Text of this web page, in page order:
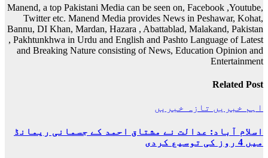
Manend, a top Pakistani Media can be seen on, Facebook ,Youtube,
Twitter etc. Manend Media provides News in Peshawar, Kohat,
Bannu, DI Khan, Mardan, Hazara , Abattablad, Malakand, Pakistan
, Pakhtunkhwa in Urdu and English and Pashto Language of Latest
and Breaking Nature consisting of News, Education Opinion and
Entertainment
Related Post
اہم خبریں تازہ خبریں
اسلام آباد: عدالت نے مشتاق احمد کے جسمانی ریمانڈ
میں 4 روز کی توسیع کردی